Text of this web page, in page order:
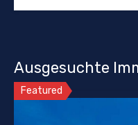
Ausgesuchte
Featured